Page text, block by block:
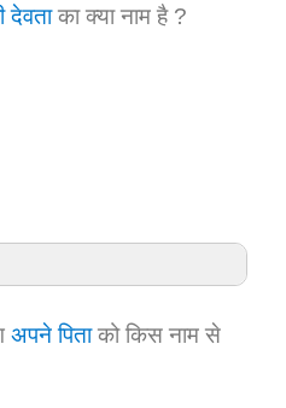
देवताका क्या नाम है ?
अपने पिताको किस नाम से